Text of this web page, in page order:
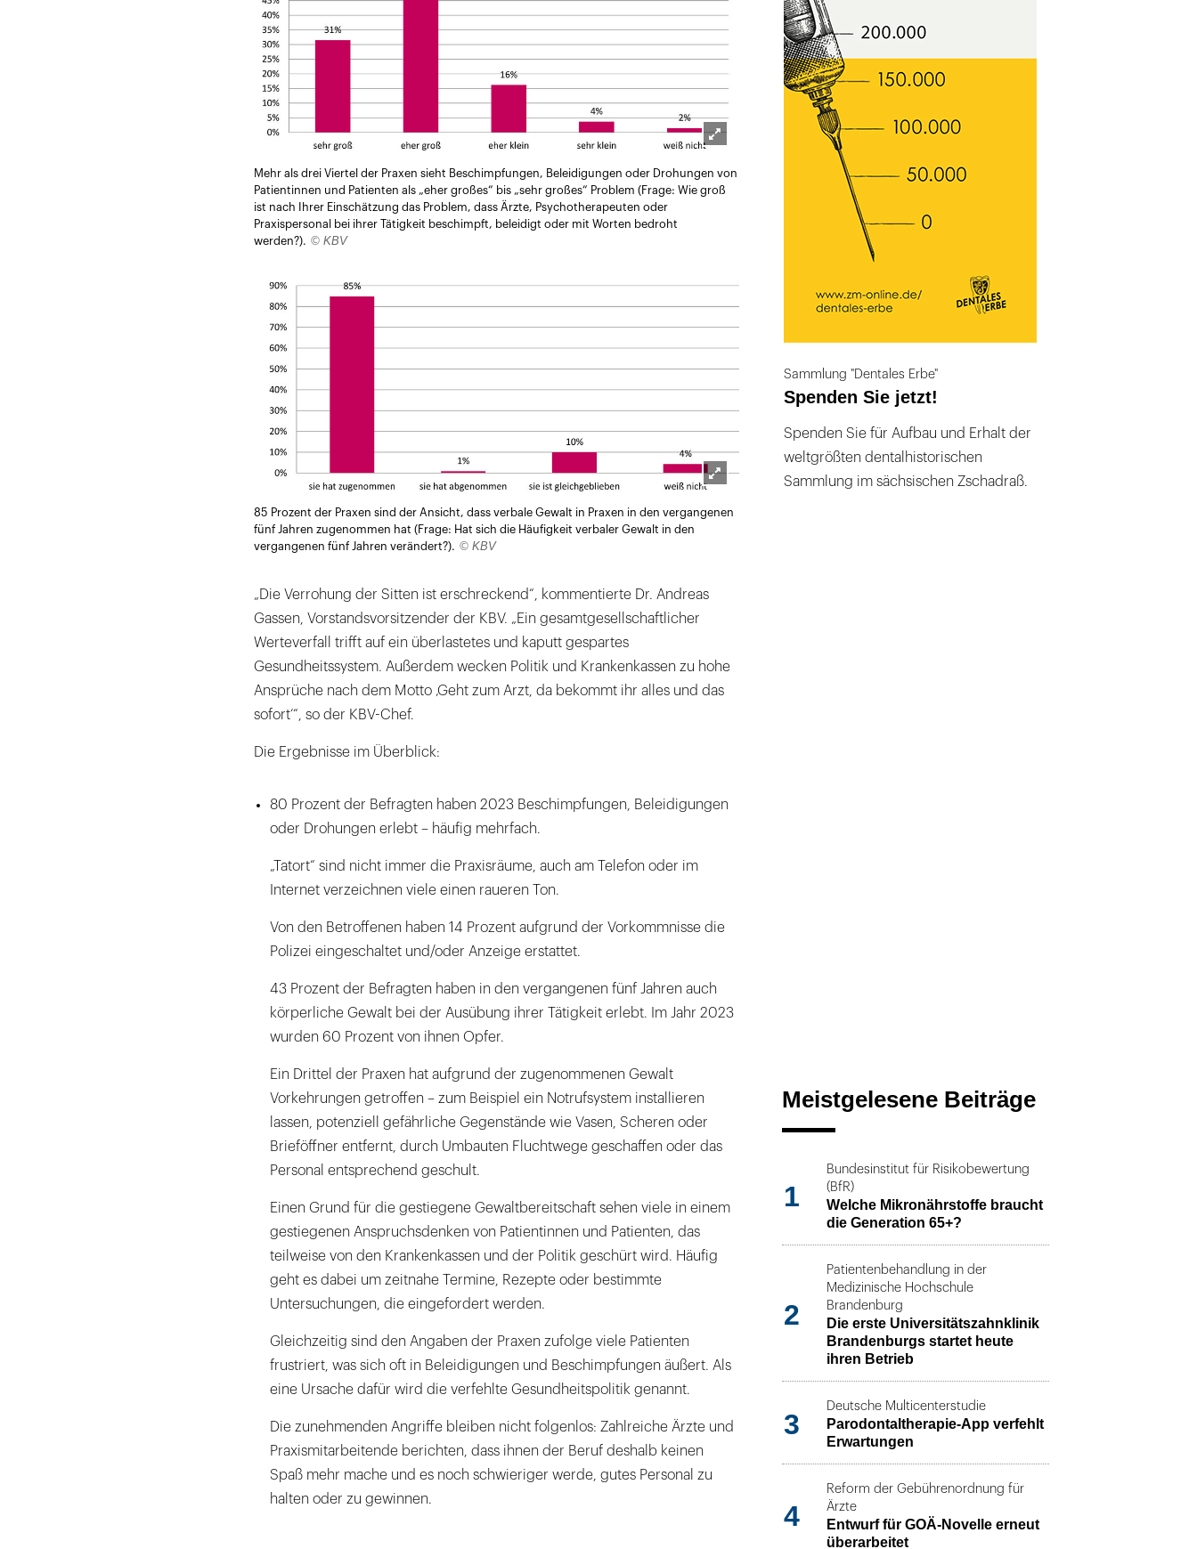
öffnen
Mehr als drei Viertel der Praxen sieht Beschimpfungen, Beleidigungen oder Drohungen von
Patientinnen und Patienten als „eher großes“ bis „sehr großes“ Problem (Frage: Wie groß
ist nach Ihrer Einschätzung das Problem, dass Ärzte, Psychotherapeuten oder
Praxispersonal bei ihrer Tätigkeit beschimpft, beleidigt oder mit Worten bedroht
werden?). © KBV
öffnen
85 Prozent der Praxen sind der Ansicht, dass verbale Gewalt in Praxen in den vergangenen
fünf Jahren zugenommen hat (Frage: Hat sich die Häufigkeit verbaler Gewalt in den
vergangenen fünf Jahren verändert?). © KBV
„Die Verrohung der Sitten ist erschreckend“, kommentierte Dr. Andreas
Gassen, Vorstandsvorsitzender der KBV. „Ein gesamtgesellschaftlicher
Werteverfall trifft auf ein überlastetes und kaputt gespartes
Gesundheitssystem. Außerdem wecken Politik und Krankenkassen zu hohe
Ansprüche nach dem Motto ‚Geht zum Arzt, da bekommt ihr alles und das
sofort‘“, so der KBV-Chef.
Die Ergebnisse im Überblick:
80 Prozent der Befragten haben 2023 Beschimpfungen, Beleidigungen
oder Drohungen erlebt – häufig mehrfach.
„Tatort“ sind nicht immer die Praxisräume, auch am Telefon oder im
Internet verzeichnen viele einen raueren Ton.
Von den Betroffenen haben 14 Prozent aufgrund der Vorkommnisse die
Polizei eingeschaltet und/oder Anzeige erstattet.
43 Prozent der Befragten haben in den vergangenen fünf Jahren auch
körperliche Gewalt bei der Ausübung ihrer Tätigkeit erlebt. Im Jahr 2023
wurden 60 Prozent von ihnen Opfer.
Ein Drittel der Praxen hat aufgrund der zugenommenen Gewalt
Vorkehrungen getroffen – zum Beispiel ein Notrufsystem installieren
lassen, potenziell gefährliche Gegenstände wie Vasen, Scheren oder
Brieföffner entfernt, durch Umbauten Fluchtwege geschaffen oder das
Personal entsprechend geschult.
Einen Grund für die gestiegene Gewaltbereitschaft sehen viele in einem
gestiegenen Anspruchsdenken von Patientinnen und Patienten, das
teilweise von den Krankenkassen und der Politik geschürt wird. Häufig
geht es dabei um zeitnahe Termine, Rezepte oder bestimmte
Untersuchungen, die eingefordert werden.
Gleichzeitig sind den Angaben der Praxen zufolge viele Patienten
frustriert, was sich oft in Beleidigungen und Beschimpfungen äußert. Als
eine Ursache dafür wird die verfehlte Gesundheitspolitik genannt.
Die zunehmenden Angriffe bleiben nicht folgenlos: Zahlreiche Ärzte und
Praxismitarbeitende berichten, dass ihnen der Beruf deshalb keinen
Spaß mehr mache und es noch schwieriger werde, gutes Personal zu
halten oder zu gewinnen.
Sammlung "Dentales Erbe"
Spenden Sie jetzt!
Spenden Sie für Aufbau und Erhalt der
weltgrößten dentalhistorischen
Sammlung im sächsischen Zschadraß.
Meistgelesene Beiträge
1
Bundesinstitut für Risikobewertung
(BfR)
Welche Mikronährstoffe braucht
die Generation 65+?
2
Patientenbehandlung in der
Medizinische Hochschule
Brandenburg
Die erste Universitätszahnklinik
Brandenburgs startet heute
ihren Betrieb
3
Deutsche Multicenterstudie
Parodontaltherapie-App verfehlt
Erwartungen
4
Reform der Gebührenordnung für
Ärzte
Entwurf für GOÄ-Novelle erneut
überarbeitet